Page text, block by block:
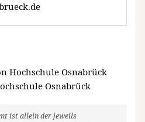
Hochschule Osnabrück
Osnabrück
ist allein der jeweils